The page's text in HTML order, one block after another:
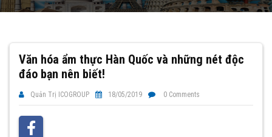
Văn hóa ẩm thực Hàn Quốc và những nét độc
đáo bạn nên biết!
Quản Trị ICOGROUP 18/05/2019 0 Comments